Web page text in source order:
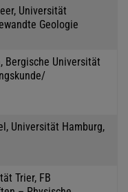
Universität
Geologie
Bergische Universität
Universität Hamburg,
Trier, FB